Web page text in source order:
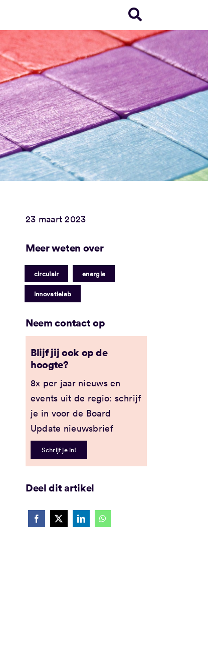
23 maart 2023
Meer weten over
circulair energie
innovatielab
Neem contact op
Blijf jij ook op de
hoogte?
8x per jaar nieuws en
events uit de regio: schrijf
je in voor de Board
Update nieuwsbrief
Schrijf je in!
Deel dit artikel